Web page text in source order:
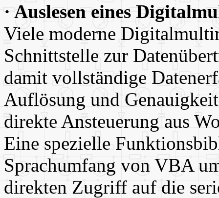
· Auslesen eines
Viele moderne
Schnittstelle zur
damit vollständige
Auflösung und
direkte Ansteuerung aus
Eine spezielle
Sprachumfang von VBA
direkten Zugriff auf die